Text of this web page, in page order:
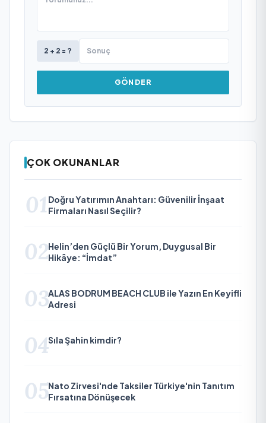
2 + 2 = ?
GÖNDER
ÇOK OKUNANLAR
01 Doğru Yatırımın Anahtarı: Güvenilir İnşaat
Firmaları Nasıl Seçilir?
02Helin’den Güçlü Bir Yorum, Duygusal Bir
Hikâye: “İmdat”
03ALAS BODRUM BEACH CLUB ile Yazın En Keyifli
Adresi
04Sıla Şahin kimdir?
05Nato Zirvesi'nde Taksiler Türkiye'nin Tanıtım
Fırsatına Dönüşecek